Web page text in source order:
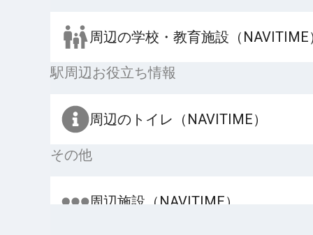
周辺の学校・教育施設（NAVITIME
駅周辺お役立ち情報
周辺のトイレ（NAVITIME）
その他
周辺施設（NAVITIME）